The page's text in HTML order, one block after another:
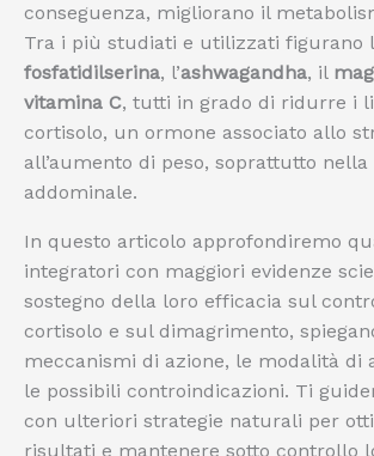
conseguenza, migliorano il
Tra i più studiati e utilizzati figurano
fosfatidilserina, l’ashwagandha, il
vitamina C, tutti in grado di ridurre i
cortisolo, un ormone associato allo
all’aumento di peso, soprattutto nella
addominale.
In questo articolo approfondiremo
integratori con maggiori evidenze
sostegno della loro efficacia sul
cortisolo e sul dimagrimento,
meccanismi di azione, le modalità di
le possibili controindicazioni. Ti
con ulteriori strategie naturali per
risultati e mantenere sotto controllo